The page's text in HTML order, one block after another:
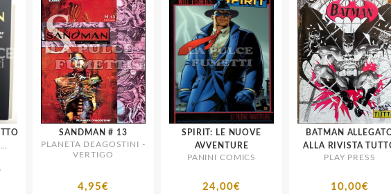
SANDMAN # 13
PLANETA DEAGOSTINI -
VERTIGO
4,95€
SPIRIT: LE NUOVE
AVVENTURE
PANINI COMICS
24,00€
BATMAN ALLEGATO
ALLA RIVISTA TUTTO
PLAY PRESS
10,00€